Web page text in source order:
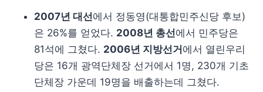
2007년 대선에서 정동영(대통합민주신당 후보)
은 26%를 얻었다. 2008년 총선에서 민주당은
81석에 그쳤다. 2006년 지방선거 에서 열린우리
당은 16개 광역단체장 선거에서 1명, 230개 기초
단체장 가운데 19명을 배출하는데 그쳤다.